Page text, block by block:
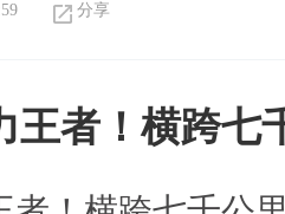
分享
王者！横跨七